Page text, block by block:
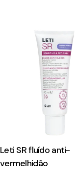
Leti SR fluído anti-
vermelhidão